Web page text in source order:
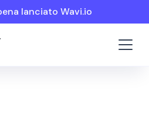
lanciato Wavi.io